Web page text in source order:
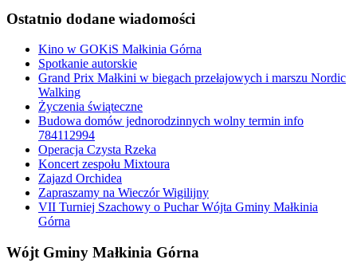
Ostatnio dodane wiadomości
Kino w GOKiS Małkinia Górna
Spotkanie autorskie
Grand Prix Małkini w biegach przełajowych i marszu Nordic
Walking
Życzenia świąteczne
Budowa domów jednorodzinnych wolny termin info
784112994
Operacja Czysta Rzeka
Koncert zespołu Mixtoura
Zajazd Orchidea
Zapraszamy na Wieczór Wigilijny
VII Turniej Szachowy o Puchar Wójta Gminy Małkinia
Górna
Wójt Gminy Małkinia Górna